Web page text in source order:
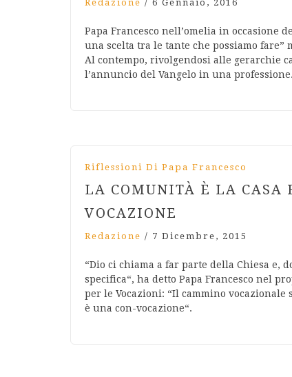
Redazione / 6 Gennaio, 2016
Papa Francesco nell’omelia in occasione
una scelta tra le tante che possiamo fare”
Al contempo, rivolgendosi alle gerarchie
l’annuncio del Vangelo in una professione.
Riflessioni Di Papa Francesco
LA COMUNITÀ È LA CASA
VOCAZIONE
Redazione / 7 Dicembre, 2015
“Dio ci chiama a far parte della Chiesa e,
specifica“, ha detto Papa Francesco nel
per le Vocazioni: “Il cammino
è una con-vocazione“.